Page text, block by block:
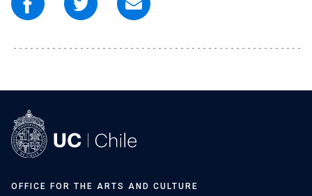
OFFICE FOR THE ARTS AND CULTURE